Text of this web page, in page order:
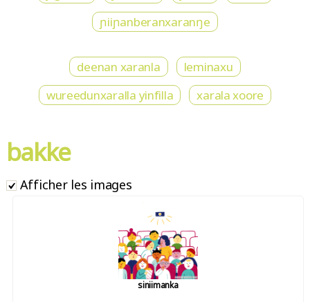
ɲiiɲanberanxaranŋe
deenan xaranla
leminaxu
wureedunxaralla yinfilla
xarala xoore
bakke
Afficher les images
siniimanka